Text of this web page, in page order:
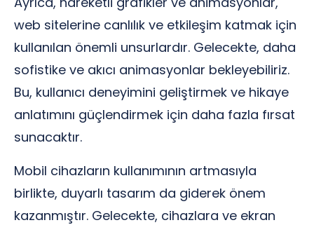
web sitelerine canlılık ve etkileşim katmak için
kullanılan önemli unsurlardır. Gelecekte, daha
sofistike ve akıcı animasyonlar bekleyebiliriz.
Bu, kullanıcı deneyimini geliştirmek ve hikaye
anlatımını güçlendirmek için daha fazla fırsat
sunacaktır.
Mobil cihazların kullanımının artmasıyla
birlikte, duyarlı tasarım da giderek önem
kazanmıştır. Gelecekte, cihazlara ve ekran